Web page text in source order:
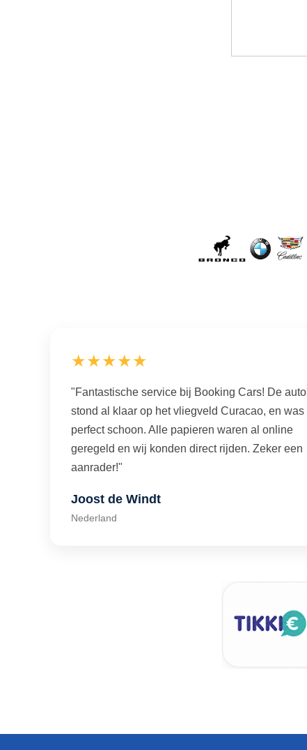
★★★★★
"Fantastische service bij Booking Cars! De auto
stond al klaar op het vliegveld Curacao, en was
perfect schoon. Alle papieren waren al online
geregeld en wij konden direct rijden. Zeker een
aanrader!"
Joost de Windt
Nederland